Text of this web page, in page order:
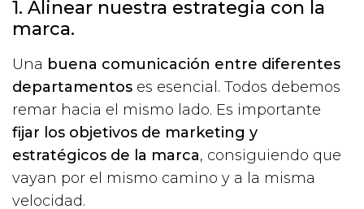
1. Alinear nuestra estrategia con la
marca.
Una buena comunicación entre diferentes
departamentos es esencial. Todos debemos
remar hacia el mismo lado. Es importante
fijar los objetivos de marketing y
estratégicos de la marca, consiguiendo que
vayan por el mismo camino y a la misma
velocidad.